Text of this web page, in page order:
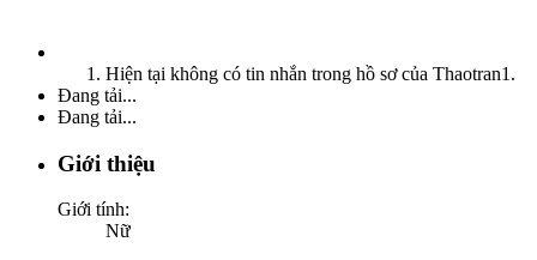
Hiện tại không có tin nhắn trong hồ sơ của Thaotran1.
Đang tải...
Đang tải...
Giới thiệu
Giới tính:
Nữ